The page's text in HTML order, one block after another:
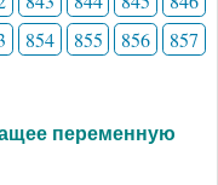
854 855 856
857
переменную